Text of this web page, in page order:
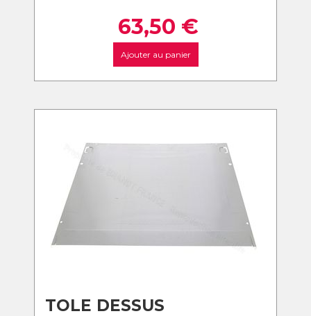
63,50 €
Ajouter au panier
TOLE DESSUS